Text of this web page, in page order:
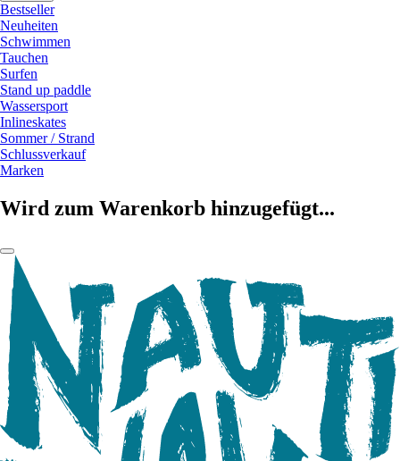
Bestseller
Neuheiten
Schwimmen
Tauchen
Surfen
Stand up paddle
Wassersport
Inlineskates
Sommer / Strand
Schlussverkauf
Marken
Wird zum Warenkorb hinzugefügt...